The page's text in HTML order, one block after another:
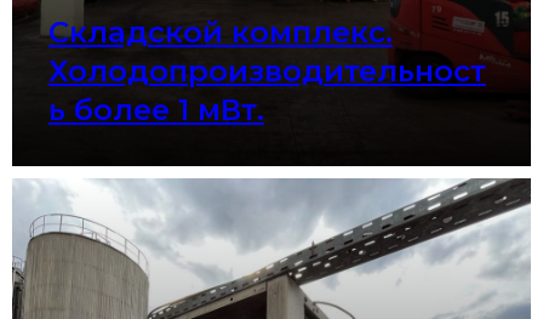
Складской комплекс.
Холодопроизводительност
ь более 1 мВт.